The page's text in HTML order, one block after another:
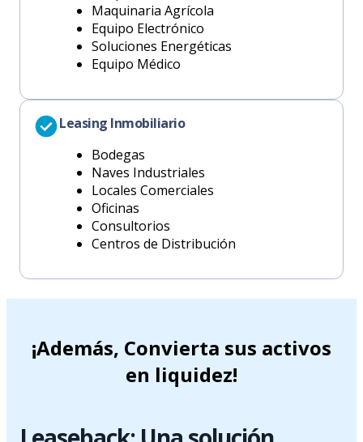
Maquinaria Agrícola
Equipo Electrónico
Soluciones Energéticas
Equipo Médico
Leasing Inmobiliario
Bodegas
Naves Industriales
Locales Comerciales
Oficinas
Consultorios
Centros de Distribución
¡Además, Convierta sus activos
en liquidez!